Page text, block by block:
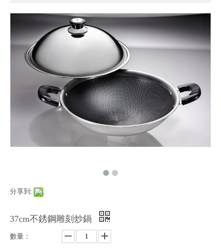
分享到:
37cm不銹鋼雕刻炒鍋
數量：